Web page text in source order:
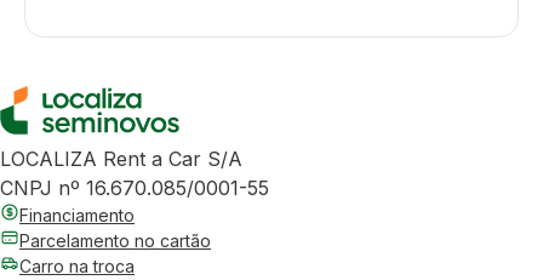
LOCALIZA Rent a Car S/A
CNPJ nº 16.670.085/0001-55
Financiamento
Parcelamento no cartão
Carro na troca